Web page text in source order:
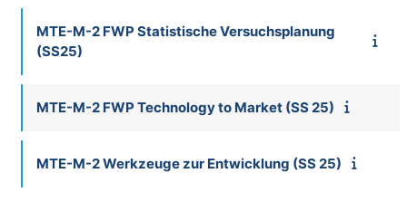
MTE-M-2 FWP Statistische Versuchsplanung
(SS25)
MTE-M-2 FWP Technology to Market (SS 25)
MTE-M-2 Werkzeuge zur Entwicklung (SS 25)